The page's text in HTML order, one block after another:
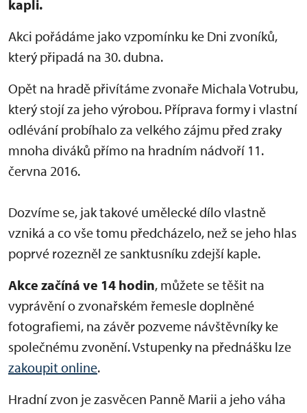
kapli.
Akci pořádáme jako vzpomínku ke Dni zvoníků,
který připadá na 30. dubna.
Opět na hradě přivítáme zvonaře Michala Votrubu,
který stojí za jeho výrobou. Příprava formy i vlastní
odlévání probíhalo za velkého zájmu před zraky
mnoha diváků přímo na hradním nádvoří 11.
června 2016.
Dozvíme se, jak takové umělecké dílo vlastně
vzniká a co vše tomu předcházelo, než se jeho hlas
poprvé rozezněl ze sanktusníku zdejší kaple.
Akce začíná ve 14 hodin, můžete se těšit na
vyprávění o zvonařském řemesle doplněné
fotografiemi, na závěr pozveme návštěvníky ke
společnému zvonění. Vstupenky na přednášku lze
zakoupit online.
Hradní zvon je zasvěcen Panně Marii a jeho váha